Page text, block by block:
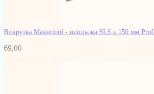
Викрутка Mastertool - шліцьова SL6 х 150 мм Prof
69,00